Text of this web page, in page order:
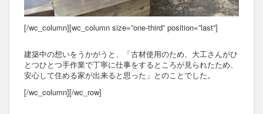
[/wc_column][wc_column size=”one-third” position=”last”]
建築中の想いをうかがうと、「古材使用のため、大工さんがひ
とつひとつ手作業で丁寧に仕事をするところが見られたため、
安心して住める家が出来ると思った」とのことでした。
[/wc_column][/wc_row]